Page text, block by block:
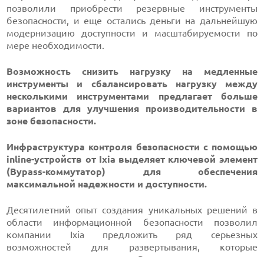
позволили приобрести резервные инструменты
безопасности, и еще остались деньги на дальнейшую
модернизацию доступности и масштабируемости по
мере необходимости.
Возможность снизить нагрузку на медленные
инструменты и сбалансировать нагрузку между
несколькими инструментами предлагает больше
вариантов для улучшения производительности в
зоне безопасности.
Инфраструктура контроля безопасности с помощью
inline-устройств от Ixia выделяет ключевой элемент
(Bypass-коммутатор) для обеспечения
максимальной надежности и доступности.
Десятилетний опыт создания уникальных решений в
области информационной безопасности позволил
компании Ixia предложить ряд серьезных
возможностей для развертывания, которые